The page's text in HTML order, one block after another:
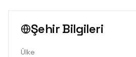
Şehir Bilgileri
Ülke